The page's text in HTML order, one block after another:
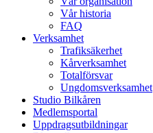
Vår historia
FAQ
Verksamhet
Trafiksäkerhet
Kårverksamhet
Totalförsvar
Ungdomsverksamhet
Studio Bilkåren
Medlemsportal
Uppdragsutbildningar